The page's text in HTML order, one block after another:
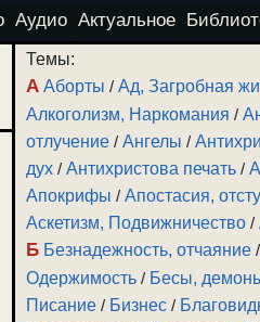
Аудио Актуальное
Темы:
А Аборты /Ад, Загробная
Алкоголизм, Наркомания /
отлучение /Ангелы /
дух /Антихристова печать /
Апокрифы /Апостасия,
Аскетизм, Подвижничество /
Б Безнадежность, отчаяние /
Одержимость / Бесы,
Писание / Бизнес /